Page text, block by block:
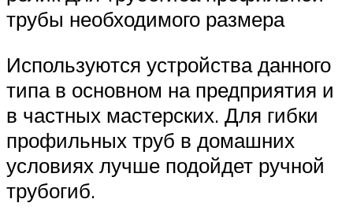
трубы необходимого размера
Используются устройства данного
типа в основном на предприятия и
в частных мастерских. Для гибки
профильных труб в домашних
условиях лучше подойдет ручной
трубогиб.